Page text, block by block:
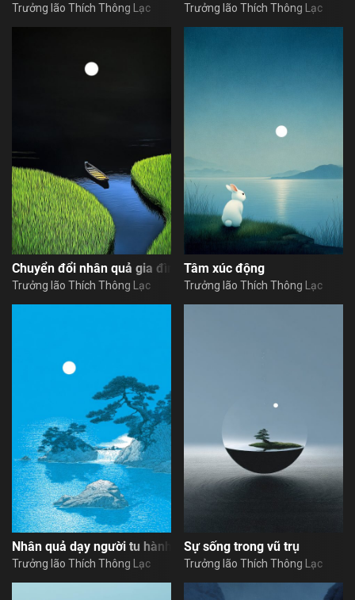
Trưởng lão Thích Thông Lạc Trưởng lão Thích Thông Lạc
Chuyển đổi nhân quả gia đình
Trưởng lão Thích Thông Lạc
Tâm xúc động
Trưởng lão Thích Thông Lạc
Nhân quả dạy người tu hành
Trưởng lão Thích Thông Lạc
Sự sống trong vũ trụ
Trưởng lão Thích Thông Lạc